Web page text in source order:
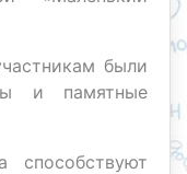
были
и памятные
способствуют